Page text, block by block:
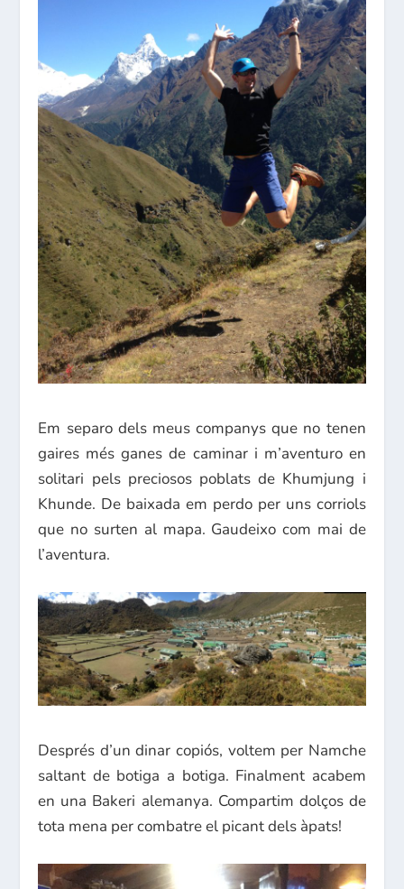
Em separo dels meus companys que no tenen
gaires més ganes de caminar i m’aventuro en
solitari pels preciosos poblats de Khumjung i
Khunde. De baixada em perdo per uns corriols
que no surten al mapa. Gaudeixo com mai de
l’aventura.
Després d’un dinar copiós, voltem per Namche
saltant de botiga a botiga. Finalment acabem
en una Bakeri alemanya. Compartim dolços de
tota mena per combatre el picant dels àpats!